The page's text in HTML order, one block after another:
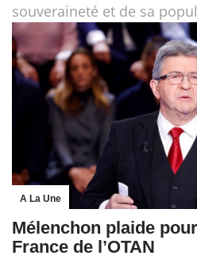
souveraineté et de sa
A La Une
Mélenchon plaide
France de l’OTAN